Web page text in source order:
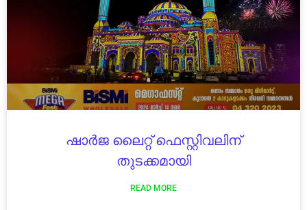
ഷാർജ ലൈറ്റ് ഫെസ്റ്റിവലിന്
തുടക്കമായി
READ MORE